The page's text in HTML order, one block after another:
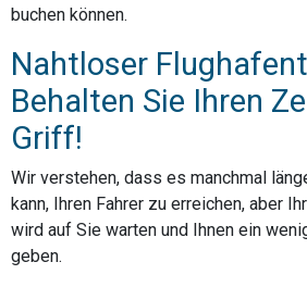
buchen können.
Nahtloser
Behalten Sie Ihren
Griff!
Wir verstehen, dass es manchmal
kann, Ihren Fahrer zu erreichen, aber
wird auf Sie warten und Ihnen ein
geben.